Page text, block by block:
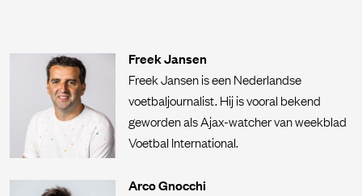
Freek Jansen
Freek Jansen is een Nederlandse
voetbaljournalist. Hij is vooral bekend
geworden als Ajax-watcher van weekblad
Voetbal International.
Arco Gnocchi